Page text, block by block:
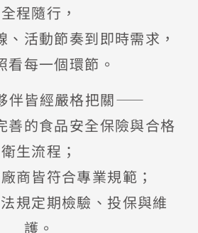
全程隨行，
、活動節奏到即時需求，
看每一個環節。
伴皆經嚴格把關——
善的食品安全保險與合格
衛生流程；
商皆符合專業規範；
規定期檢驗、投保與維
護。